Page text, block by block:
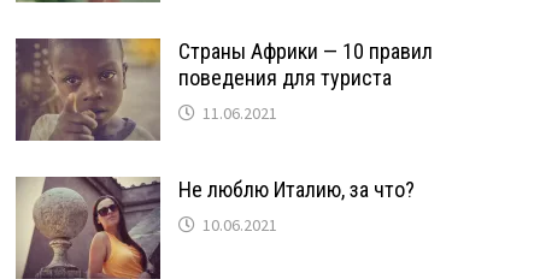
Страны Африки — 10 правил
поведения для туриста
11.06.2021
Не люблю Италию, за что?
10.06.2021